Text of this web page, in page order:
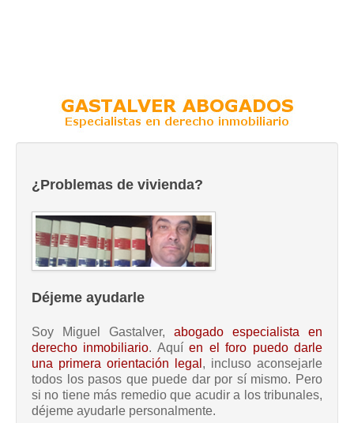
¿Problemas de vivienda?
Déjeme ayudarle
Soy Miguel Gastalver, abogado especialista en
derecho inmobiliario. Aquíen el foro puedo darle
una primera orientación legal , incluso aconsejarle
todos los pasos que puede dar por sí mismo. Pero
si no tiene más remedio que acudir a los tribunales,
déjeme ayudarle personalmente.